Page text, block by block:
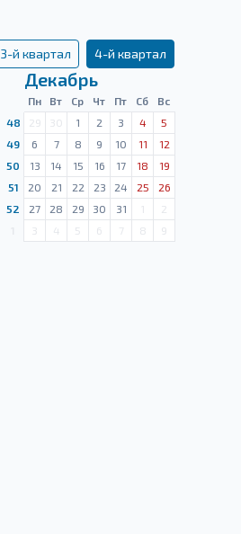
3-й квартал 4-й квартал
Декабрь
Пн Вт Ср Чт Пт Сб
Вс
48
29 30 1 2 3 4
5
49
6 7 8 9 10 11
12
50
13 14 15 16 17 18
19
51
20 21 22 23 24 25
26
52
27 28 29 30 31 1
2
3 4 5 6 7 8 9